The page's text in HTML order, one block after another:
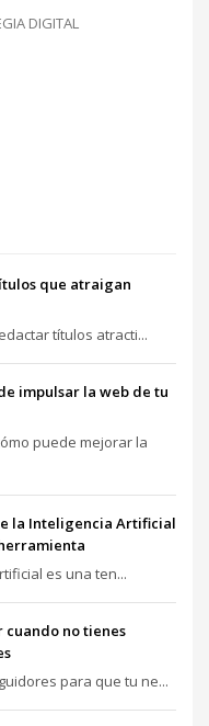
DIGITAL
que atraigan
títulos atracti...
impulsar la web de tu
puede mejorar la
la Inteligencia Artificial
es una ten...
no tienes
para que tu ne...